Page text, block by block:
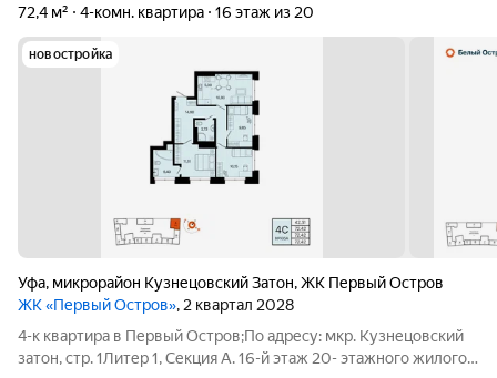
72,4 м²
4-комн. квартира 16 этаж из 20
новостройка
Уфа, микрорайон Кузнецовский Затон,ЖК Первый Остров
ЖК «Первый Остров», 2 квартал 2028
4-к квартира в Первый Остров;По адресу: мкр. Кузнецовский
затон, стр. 1Литер 1, Секция А. 16-й этаж 20- этажного жилого